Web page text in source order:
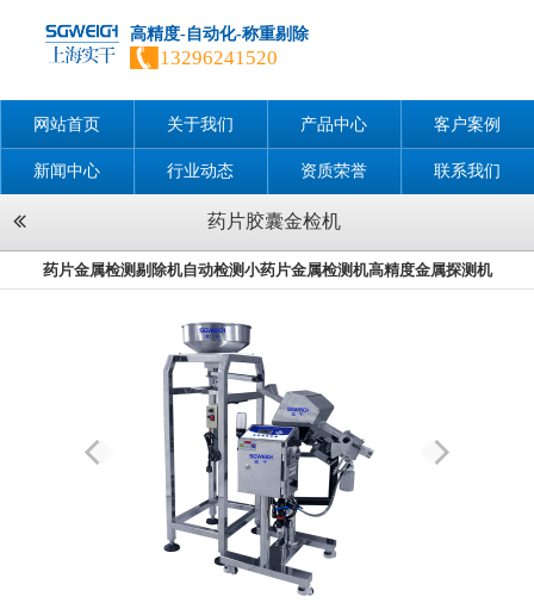
高精度-自动化-称重剔除
13296241520
网站首页 关于我们 产品中心 客户案例
新闻中心 行业动态 资质荣誉 联系我们
药片胶囊金检机
药片金属检测剔除机自动检测小药片金属检测机高精度金属探测机